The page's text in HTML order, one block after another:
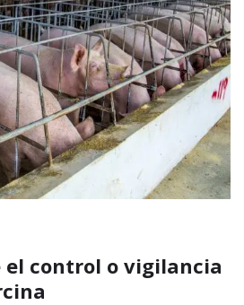
el control o vigilancia